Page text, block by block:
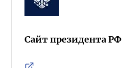
Сайт президента РФ